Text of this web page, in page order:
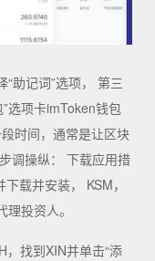
“助记词”选项， 第三
选项卡imToken钱包
时间，通常是让区块
调操纵： 下载应用措
载并安装， KSM，
投资人。
，找到XIN并单击“添